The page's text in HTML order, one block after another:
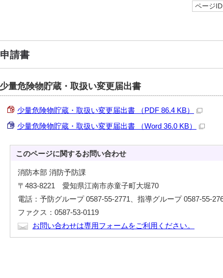
ページ
申請書
少量危険物貯蔵・取扱い変更届出書
少量危険物貯蔵・取扱い変更届出書 （PDF 86.4 KB）
少量危険物貯蔵・取扱い変更届出書 （Word 36.0 KB）
このページに関するお問い合わせ
消防本部 消防予防課
〒483-8221 愛知県江南市赤童子町大堀70
電話：予防グループ 0587-55-2771、指導グループ 0587-55-
ファクス：0587-53-0119
お問い合わせは専用フォームをご利用ください。